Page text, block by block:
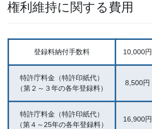
権利維持に関する費用
登録料納付手数料 10,000円
特許庁料金（特許印紙代）
（第２～３年の各年登録料）
8,500円
特許庁料金（特許印紙代）
（第４～25年の各年登録料）
16,900円